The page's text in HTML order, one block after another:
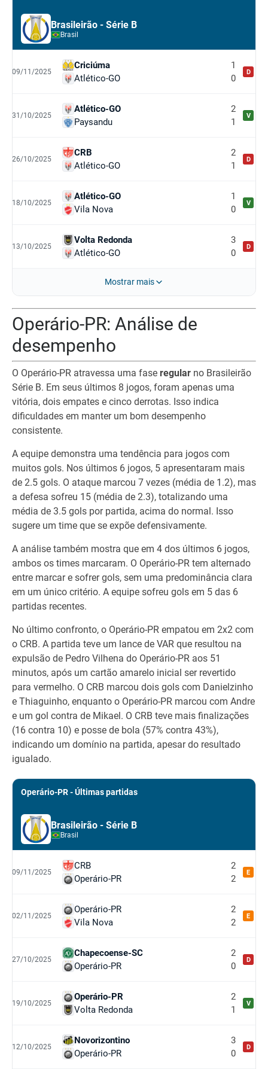
Brasileirão - Série B
Brasil
09/11/2025
Criciúma
Atlético-GO
1
0
D
31/10/2025
Atlético-GO
Paysandu
2
1
V
26/10/2025
CRB
Atlético-GO
2
1
D
18/10/2025
Atlético-GO
Vila Nova
1
0
V
13/10/2025
Volta Redonda
Atlético-GO
3
0
D
Mostrar mais
Operário-PR: Análise de
desempenho
O Operário-PR atravessa uma fase regular no Brasileirão
Série B. Em seus últimos 8 jogos, foram apenas uma
vitória, dois empates e cinco derrotas. Isso indica
dificuldades em manter um bom desempenho
consistente.
A equipe demonstra uma tendência para jogos com
muitos gols. Nos últimos 6 jogos, 5 apresentaram mais
de 2.5 gols. O ataque marcou 7 vezes (média de 1.2), mas
a defesa sofreu 15 (média de 2.3), totalizando uma
média de 3.5 gols por partida, acima do normal. Isso
sugere um time que se expõe defensivamente.
A análise também mostra que em 4 dos últimos 6 jogos,
ambos os times marcaram. O Operário-PR tem alternado
entre marcar e sofrer gols, sem uma predominância clara
em um único critério. A equipe sofreu gols em 5 das 6
partidas recentes.
No último confronto, o Operário-PR empatou em 2x2 com
o CRB. A partida teve um lance de VAR que resultou na
expulsão de Pedro Vilhena do Operário-PR aos 51
minutos, após um cartão amarelo inicial ser revertido
para vermelho. O CRB marcou dois gols com Danielzinho
e Thiaguinho, enquanto o Operário-PR marcou com Andre
e um gol contra de Mikael. O CRB teve mais finalizações
(16 contra 10) e posse de bola (57% contra 43%),
indicando um domínio na partida, apesar do resultado
igualado.
Operário-PR - Últimas partidas
Brasileirão - Série B
Brasil
09/11/2025
CRB
Operário-PR
2
2
E
02/11/2025
Operário-PR
Vila Nova
2
2
E
27/10/2025
Chapecoense-SC
Operário-PR
2
0
D
19/10/2025
Operário-PR
Volta Redonda
2
1
V
12/10/2025
Novorizontino
Operário-PR
3
0
D